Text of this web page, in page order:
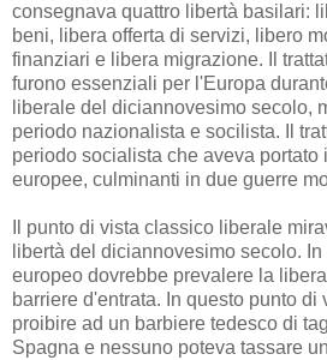
consegnava quattro libertà basilari:
beni, libera offerta di servizi, libero
finanziari e libera migrazione. Il
furono essenziali per l'Europa
liberale del diciannovesimo secolo,
periodo nazionalista e socilista. Il
periodo socialista che aveva portato
europee, culminanti in due guerre
Il punto di vista classico liberale
libertà del diciannovesimo secolo.
europeo dovrebbe prevalere la
barriere d'entrata. In questo punto di
proibire ad un barbiere tedesco di
Spagna e nessuno poteva tassare